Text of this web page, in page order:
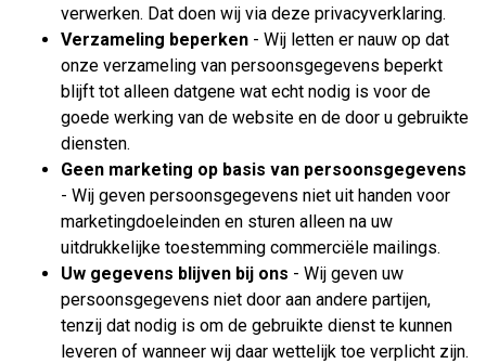
verwerken. Dat doen wij via deze privacyverklaring.
Verzameling beperken - Wij letten er nauw op dat
onze verzameling van persoonsgegevens beperkt
blijft tot alleen datgene wat echt nodig is voor de
goede werking van de website en de door u gebruikte
diensten.
Geen marketing op basis van persoonsgegevens
- Wij geven persoonsgegevens niet uit handen voor
marketingdoeleinden en sturen alleen na uw
uitdrukkelijke toestemming commerciële mailings.
Uw gegevens blijven bij ons - Wij geven uw
persoonsgegevens niet door aan andere partijen,
tenzij dat nodig is om de gebruikte dienst te kunnen
leveren of wanneer wij daar wettelijk toe verplicht zijn.